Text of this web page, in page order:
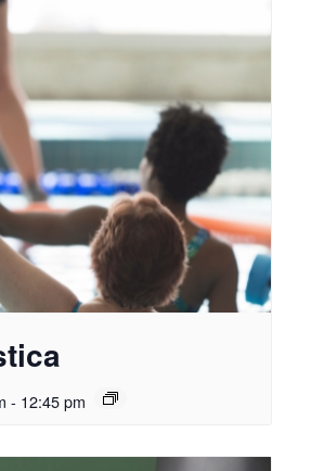
- 12:45 pm